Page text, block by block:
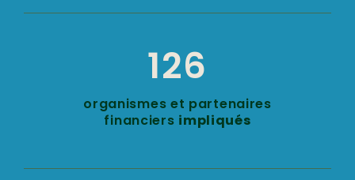
126
organismes et partenaires
financiers impliqués